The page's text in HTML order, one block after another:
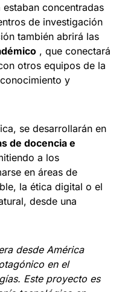
concentradas
de investigación
también abrirá las
, que conectará
otros equipos de la
y
se desarrollarán en
de docencia e
a los
en áreas de
la ética digital o el
desde una
desde América
en el
Este proyecto es